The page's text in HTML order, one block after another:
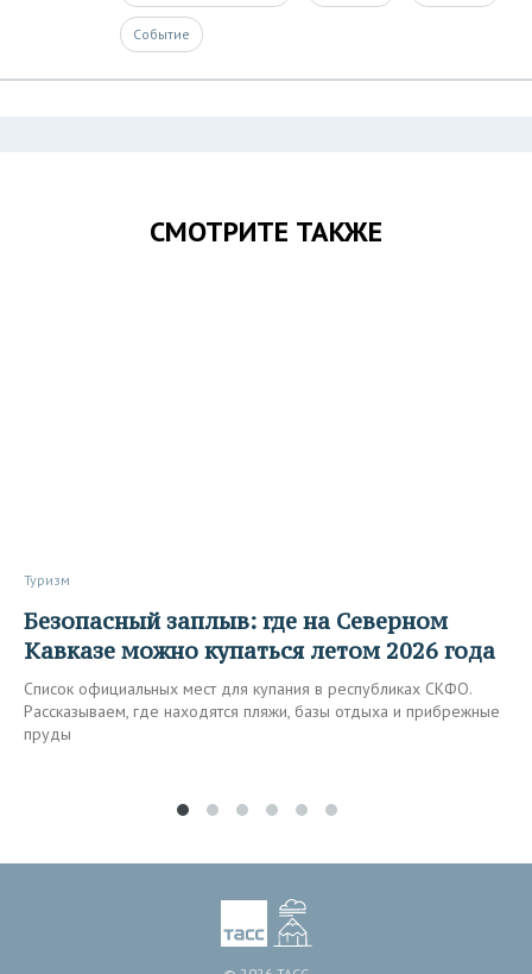
Событие
СМОТРИТЕ ТАКЖЕ
Туризм
Безопасный заплыв: где на Северном
Кавказе можно купаться летом 2026 года
Список официальных мест для купания в республиках СКФО.
Рассказываем, где находятся пляжи, базы отдыха и прибрежные
пруды